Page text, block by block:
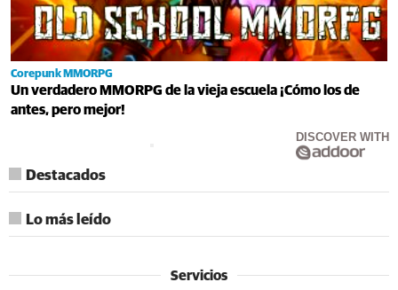
Corepunk MMORPG
Un verdadero MMORPG de la vieja escuela ¡Cómo los de
antes, pero mejor!
DISCOVER WITH
Destacados
Lo más leído
Servicios